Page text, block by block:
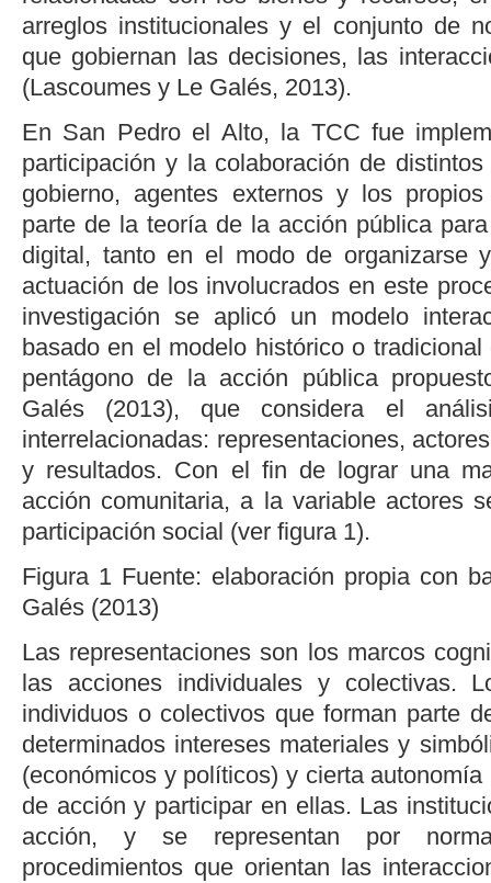
arreglos institucionales y el conjunto de
que gobiernan las decisiones, las
(Lascoumes y Le Galés, 2013).
En San Pedro el Alto, la TCC fue
participación y la colaboración de
gobierno, agentes externos y los
parte de la teoría de la acción pública
digital, tanto en el modo de organizarse
actuación de los involucrados en este
investigación se aplicó un modelo
basado en el modelo histórico o
pentágono de la acción pública
Galés (2013), que considera el
interrelacionadas: representaciones,
y resultados. Con el fin de lograr una
acción comunitaria, a la variable actores
participación social (ver figura 1).
Figura 1 Fuente: elaboración propia con
Galés (2013)
Las representaciones son los marcos
las acciones individuales y colectivas.
individuos o colectivos que forman parte
determinados intereses materiales y
(económicos y políticos) y cierta
de acción y participar en ellas. Las
acción, y se representan por
procedimientos que orientan las